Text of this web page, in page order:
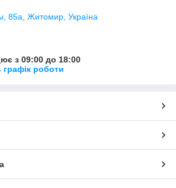
85а, Житомир, Україна
з 09:00 до 18:00
графік роботи